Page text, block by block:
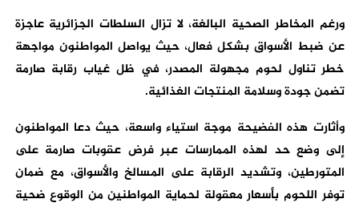
ورغم المخاطر الصحية البالغة، لا تزال السلطات الجزائرية عاجزة
عن ضبط الأسواق بشكل فعال، حيث يواصل المواطنون مواجهة
خطر تناول لحوم مجهولة المصدر، في ظل غياب رقابة صارمة
تضمن جودة وسلامة المنتجات الغذائية.
وأثارت هذه الفضيحة موجة استياء واسعة، حيث دعا المواطنون
إلى وضع حد لهذه الممارسات عبر فرض عقوبات صارمة على
المتورطين، وتشديد الرقابة على المسالخ والأسواق، مع ضمان
توفر اللحوم بأسعار معقولة لحماية المواطنين من الوقوع ضحية